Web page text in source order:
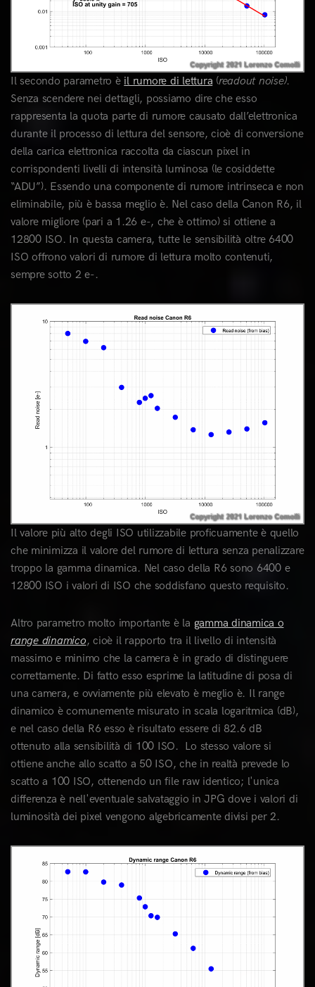
Il secondo parametro è il rumore di lettura (readout noise).
Senza scendere nei dettagli, possiamo dire che esso
rappresenta la quota parte di rumore causato dall’elettronica
durante il processo di lettura del sensore, cioè di conversione
della carica elettronica raccolta da ciascun pixel in
corrispondenti livelli di intensità luminosa (le cosiddette
“ADU”). Essendo una componente di rumore intrinseca e non
eliminabile, più è bassa meglio è. Nel caso della Canon R6, il
valore migliore (pari a 1.26 e-, che è ottimo) si ottiene a
12800 ISO. In questa camera, tutte le sensibilità oltre 6400
ISO offrono valori di rumore di lettura molto contenuti,
sempre sotto 2 e-.
Il valore più alto degli ISO utilizzabile proficuamente è quello
che minimizza il valore del rumore di lettura senza penalizzare
troppo la gamma dinamica. Nel caso della R6 sono 6400 e
12800 ISO i valori di ISO che soddisfano questo requisito.
Altro parametro molto importante è la gamma dinamica o
range dinamico, cioè il rapporto tra il livello di intensità
massimo e minimo che la camera è in grado di distinguere
correttamente. Di fatto esso esprime la latitudine di posa di
una camera, e ovviamente più elevato è meglio è. Il range
dinamico è comunemente misurato in scala logaritmica (dB),
e nel caso della R6 esso è risultato essere di 82.6 dB
ottenuto alla sensibilità di 100 ISO. Lo stesso valore si
ottiene anche allo scatto a 50 ISO, che in realtà prevede lo
scatto a 100 ISO, ottenendo un file raw identico; l'unica
differenza è nell'eventuale salvataggio in JPG dove i valori di
luminosità dei pixel vengono algebricamente divisi per 2.